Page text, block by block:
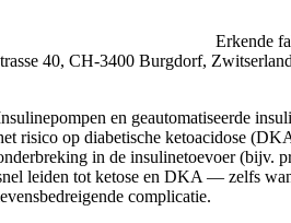
Erkende
40, CH-3400 Burgdorf,
en geautomatiseerde
risico op diabetische ketoacidose
in de insulinetoevoer (bijv.
leiden tot ketose en DKA — zelfs
complicatie.